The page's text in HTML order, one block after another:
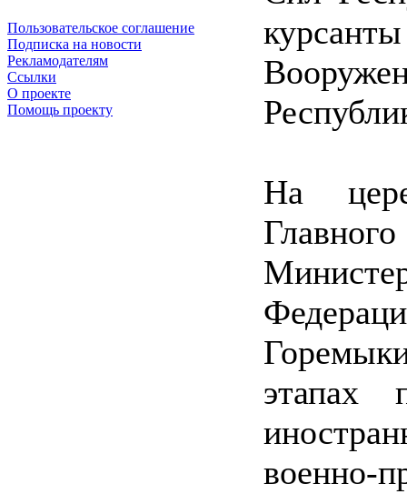
Пользовательское соглашение
Подписка на новости
Рекламодателям
Ссылки
О проекте
Помощь проекту
На
этапах
военно-